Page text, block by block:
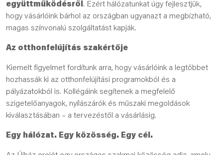
együttműködésről . Ezért hálózatunkat úgy fejlesztjük,
hogy vásárlóink bárhol az országban ugyanazt a megbízható,
magas színvonalú szolgáltatást kapják.
Az otthonfelújítás szakértője
Kiemelt figyelmet fordítunk arra, hogy vásárlóink a legtöbbet
hozhassák ki az otthonfelújítási programokból és a
pályázatokból is. Kollégáink segítenek a megfelelő
szigetelőanyagok, nyílászárók és műszaki megoldások
kiválasztásában – a tervezéstől a vásárlásig.
Egy hálózat. Egy közösség. Egy cél.